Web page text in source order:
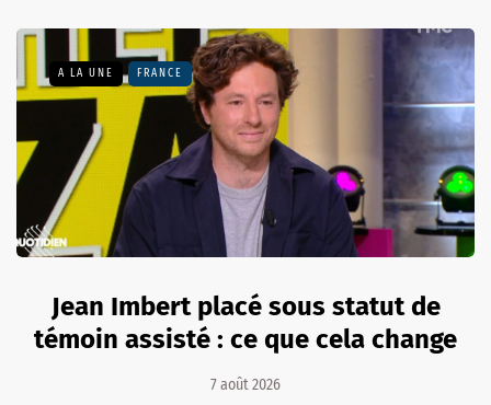
A LA UNE FRANCE
Jean Imbert placé sous statut de
témoin assisté : ce que cela change
7 août 2026